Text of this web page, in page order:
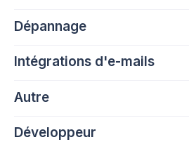
Dépannage
Intégrations d'e-mails
Autre
Développeur